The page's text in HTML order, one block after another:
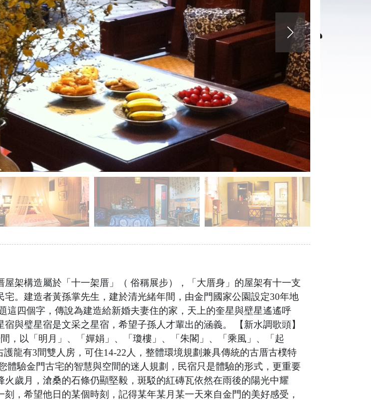
屋架構造屬於「十一架厝」（ 俗稱展步），「大厝身」的屋架有十一支
。建造者黃孫掌先生，建於清光緒年間，由金門國家公園設定30年地
這四個字，傳說為建造給新婚夫妻住的家，天上的奎星與壁星遙遙呼
與璧星宿是文采之星宿，希望子孫人才輩出的涵義。 【新水調歌頭】
，以「明月」、「嬋娟」、「瓊樓」、「朱閣」、「乘風」、「起
龍有3間雙人房，可住14-22人，整體環境規劃兼具傳統的古厝古樸特
驗金門古宅的智慧與空間的迷人規劃，民宿只是體驗的形式，更重要
歲月，滄桑的石條仍顯堅毅，斑駁的紅磚瓦依然在雨後的陽光中耀
，希望他日的某個時刻，記得某年某月某一天來自金門的美好感受，